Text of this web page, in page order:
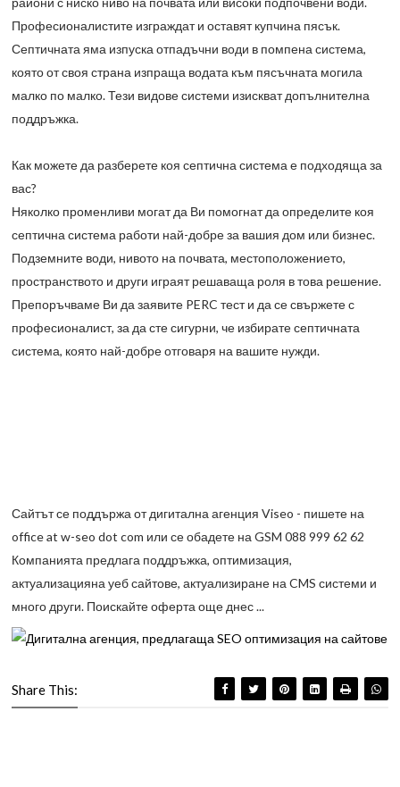
Професионалистите изграждат и оставят купчина пясък.
Септичната яма изпуска отпадъчни води в помпена система,
която от своя страна изпраща водата към пясъчната могила
малко по малко. Тези видове системи изискват допълнителна
поддръжка.
Как можете да разберете коя септична система е подходяща за
вас?
Няколко променливи могат да Ви помогнат да определите коя
септична система работи най-добре за вашия дом или бизнес.
Подземните води, нивото на почвата, местоположението,
пространството и други играят решаваща роля в това решение.
Препоръчваме Ви да заявите PERC тест и да се свържете с
професионалист, за да сте сигурни, че избирате септичната
система, която най-добре отговаря на вашите нужди.
Сайтът се поддържа от дигитална агенция Viseo - пишете на
office at w-seo dot com или се обадете на GSM 088 999 62 62
Компанията предлага поддръжка, оптимизация,
актуализацияна уеб сайтове, актуализиране на CMS системи и
много други. Поискайте оферта още днес ...
Share This: